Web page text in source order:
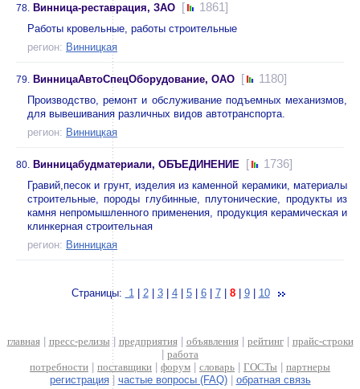
78. Винница-реставрация, ЗАО [ 1861]
Работы кровельные, работы строительные
регион: Винницкая
79. ВинницаАвтоСпецОборудование, ОАО [ 1180]
Производство, ремонт и обслуживание подъемных механизмов,
для вывешивания различных видов автотранспорта.
регион: Винницкая
80. Винницабудматериали, ОБЪЕДИНЕНИЕ [ 1736]
Гравий,песок и грунт, изделия из каменной керамики, материалы
строительные, породы глубинные, плутонические, продукты из
камня непромышленного применения, продукция керамическая и
клинкерная строительная
регион: Винницкая
Страницы: 1| 2| 3| 4| 5| 6| 7| 8| 9| 10
главная| пресс-релизы | предприятия| объявления| рейтинг| прайс-строки
работа
потребности
поставщики форум словарь ГОСТы
партнеры
регистрация| частые вопросы (FAQ)| обратная связь